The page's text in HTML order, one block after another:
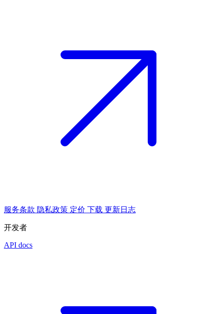
服务条款 隐私政策 定价 下载 更新日志
开发者
API docs